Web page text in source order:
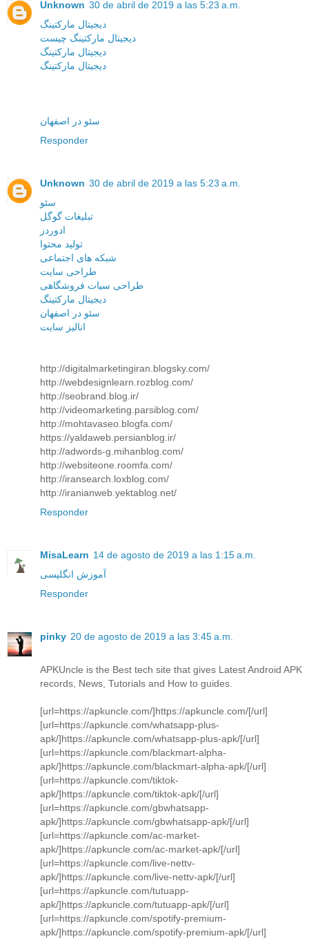
Unknown 30 de abril de 2019 a las 5:23 a.m.
دیجیتال مارکتینگ
دیجیتال مارکتینگ چیست
دیجیتال مارکتینگ
دیجیتال مارکتینگ
سئو در اصفهان
Responder
Unknown 30 de abril de 2019 a las 5:23 a.m.
سئو
تبلیغات گوگل
ادوردز
تولید محتوا
شبکه های اجتماعی
طراحی سایت
طراحی سیات فروشگاهی
دیجیتال مارکتینگ
سئو در اصفهان
انالیز سایت
http://digitalmarketingiran.blogsky.com/
http://webdesignlearn.rozblog.com/
http://seobrand.blog.ir/
http://videomarketing.parsiblog.com/
http://mohtavaseo.blogfa.com/
https://yaldaweb.persianblog.ir/
http://adwords-g.mihanblog.com/
http://websiteone.roomfa.com/
http://iransearch.loxblog.com/
http://iranianweb.yektablog.net/
Responder
MisaLearn 14 de agosto de 2019 a las 1:15 a.m.
آموزش انگلیسی
Responder
pinky 20 de agosto de 2019 a las 3:45 a.m.
APKUncle is the Best tech site that gives Latest Android APK
records, News, Tutorials and How to guides.
[url=https://apkuncle.com/]https://apkuncle.com/[/url]
[url=https://apkuncle.com/whatsapp-plus-
apk/]https://apkuncle.com/whatsapp-plus-apk/[/url]
[url=https://apkuncle.com/blackmart-alpha-
apk/]https://apkuncle.com/blackmart-alpha-apk/[/url]
[url=https://apkuncle.com/tiktok-
apk/]https://apkuncle.com/tiktok-apk/[/url]
[url=https://apkuncle.com/gbwhatsapp-
apk/]https://apkuncle.com/gbwhatsapp-apk/[/url]
[url=https://apkuncle.com/ac-market-
apk/]https://apkuncle.com/ac-market-apk/[/url]
[url=https://apkuncle.com/live-nettv-
apk/]https://apkuncle.com/live-nettv-apk/[/url]
[url=https://apkuncle.com/tutuapp-
apk/]https://apkuncle.com/tutuapp-apk/[/url]
[url=https://apkuncle.com/spotify-premium-
apk/]https://apkuncle.com/spotify-premium-apk/[/url]